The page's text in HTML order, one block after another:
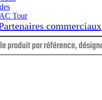
Tour
commerciaux